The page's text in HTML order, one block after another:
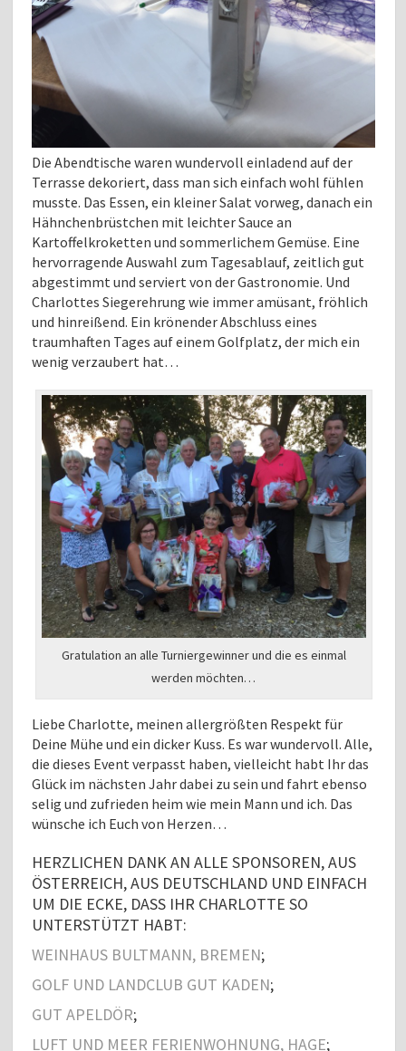
Die Abendtische waren wundervoll einladend auf der
Terrasse dekoriert, dass man sich einfach wohl fühlen
musste. Das Essen, ein kleiner Salat vorweg, danach ein
Hähnchenbrüstchen mit leichter Sauce an
Kartoffelkroketten und sommerlichem Gemüse. Eine
hervorragende Auswahl zum Tagesablauf, zeitlich gut
abgestimmt und serviert von der Gastronomie. Und
Charlottes Siegerehrung wie immer amüsant, fröhlich
und hinreißend. Ein krönender Abschluss eines
traumhaften Tages auf einem Golfplatz, der mich ein
wenig verzaubert hat…
Gratulation an alle Turniergewinner und die es einmal
werden möchten…
Liebe Charlotte, meinen allergrößten Respekt für
Deine Mühe und ein dicker Kuss. Es war wundervoll. Alle,
die dieses Event verpasst haben, vielleicht habt Ihr das
Glück im nächsten Jahr dabei zu sein und fahrt ebenso
selig und zufrieden heim wie mein Mann und ich. Das
wünsche ich Euch von Herzen…
HERZLICHEN DANK AN ALLE SPONSOREN, AUS
ÖSTERREICH, AUS DEUTSCHLAND UND EINFACH
UM DIE ECKE, DASS IHR CHARLOTTE SO
UNTERSTÜTZT HABT:
WEINHAUS BULTMANN, BREMEN;
GOLF UND LANDCLUB GUT KADEN;
GUT APELDÖR;
LUFT UND MEER FERIENWOHNUNG, HAGE;